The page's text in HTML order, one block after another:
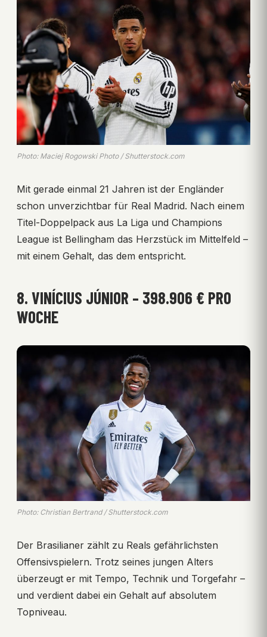
Photo: Maciej Rogowski Photo / Shutterstock.com
Mit gerade einmal 21 Jahren ist der Engländer
schon unverzichtbar für Real Madrid. Nach einem
Titel-Doppelpack aus La Liga und Champions
League ist Bellingham das Herzstück im Mittelfeld –
mit einem Gehalt, das dem entspricht.
8. VINÍCIUS JÚNIOR – 398.906 € PRO
WOCHE
Photo: Christian Bertrand / Shutterstock.com
Der Brasilianer zählt zu Reals gefährlichsten
Offensivspielern. Trotz seines jungen Alters
überzeugt er mit Tempo, Technik und Torgefahr –
und verdient dabei ein Gehalt auf absolutem
Topniveau.